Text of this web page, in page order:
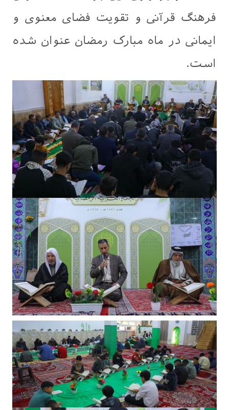
فرهنگ قرآنی و تقویت فضای معنوی و
ایمانی در ماه مبارک رمضان عنوان شده
است.